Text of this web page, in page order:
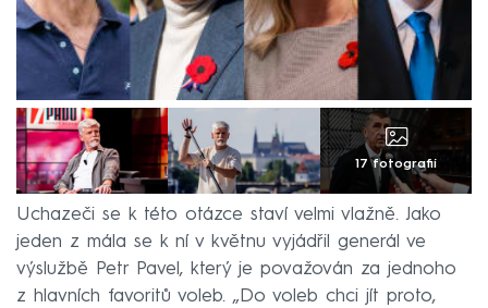
17 fotografií
Uchazeči se k této otázce staví velmi vlažně. Jako
jeden z mála se k ní v květnu vyjádřil generál ve
výslužbě Petr Pavel, který je považován za jednoho
z hlavních favoritů voleb. „Do voleb chci jít proto,